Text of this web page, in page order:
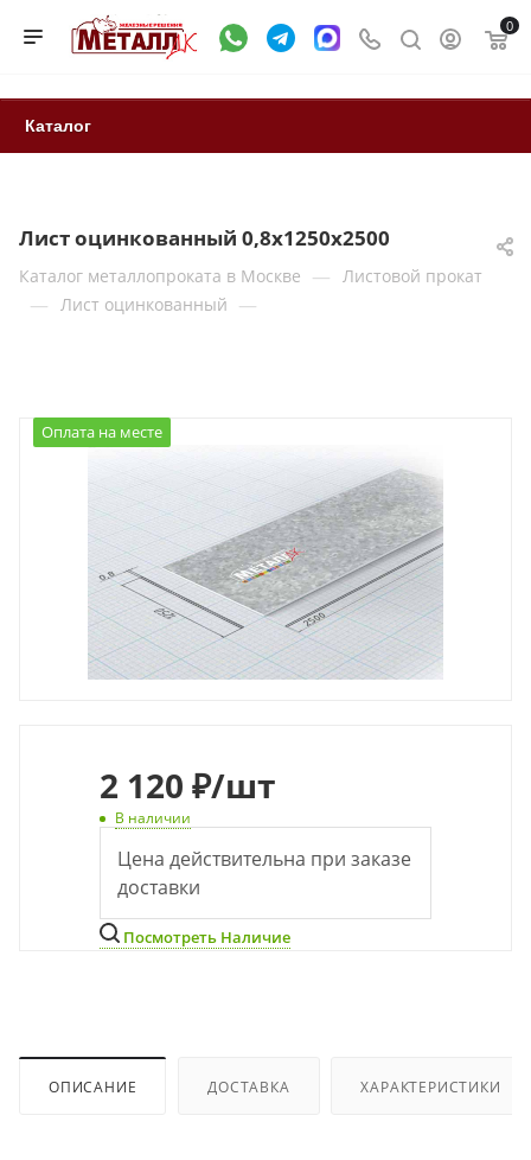
0
Каталог
Лист оцинкованный 0,8x1250x2500
Каталог металлопроката в Москве — Листовой прокат
— Лист оцинкованный —
Оплата на месте
2 120 ₽/шт
В наличии
Цена действительна при заказе
доставки
Посмотреть Наличие
ОПИСАНИЕ ДОСТАВКА ХАРАКТЕРИСТИКИ